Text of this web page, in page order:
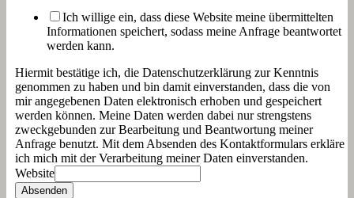
Ich willige ein, dass diese Website meine übermittelten
Informationen speichert, sodass meine Anfrage beantwortet
werden kann.
Hiermit bestätige ich, die Datenschutzerklärung zur Kenntnis
genommen zu haben und bin damit einverstanden, dass die von
mir angegebenen Daten elektronisch erhoben und gespeichert
werden können. Meine Daten werden dabei nur strengstens
zweckgebunden zur Bearbeitung und Beantwortung meiner
Anfrage benutzt. Mit dem Absenden des Kontaktformulars erkläre
ich mich mit der Verarbeitung meiner Daten einverstanden.
Website
Absenden